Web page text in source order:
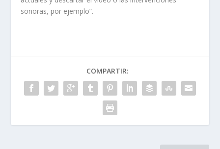
sonoras, por ejemplo”.
COMPARTIR: